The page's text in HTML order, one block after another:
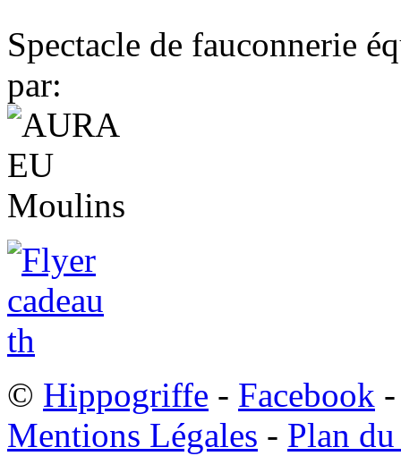
Spectacle de fauconnerie
par:
© Hippogriffe - Facebook
Mentions Légales - Plan